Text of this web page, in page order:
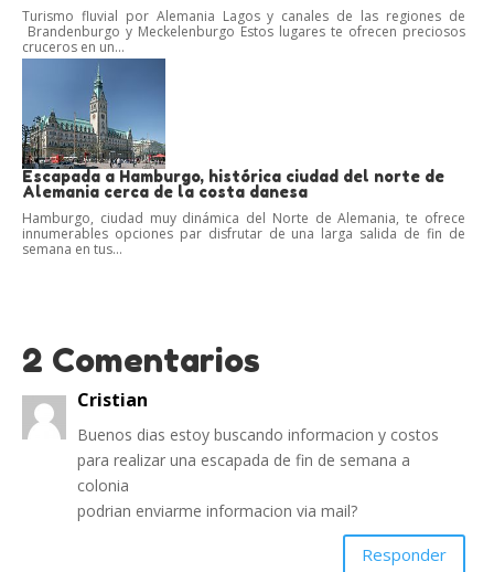
Turismo fluvial por Alemania Lagos y canales de las regiones de
Brandenburgo y Meckelenburgo Estos lugares te ofrecen preciosos
cruceros en un...
Escapada a Hamburgo, histórica ciudad del norte de
Alemania cerca de la costa danesa
Hamburgo, ciudad muy dinámica del Norte de Alemania, te ofrece
innumerables opciones par disfrutar de una larga salida de fin de
semana en tus...
2 Comentarios
Cristian
Buenos dias estoy buscando informacion y costos
para realizar una escapada de fin de semana a
colonia
podrian enviarme informacion via mail?
Responder